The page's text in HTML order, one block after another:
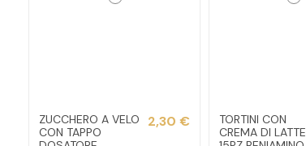
ZUCCHERO A VELO
CON TAPPO
2,30 €
TORTINI CON
CREMA DI LATTE